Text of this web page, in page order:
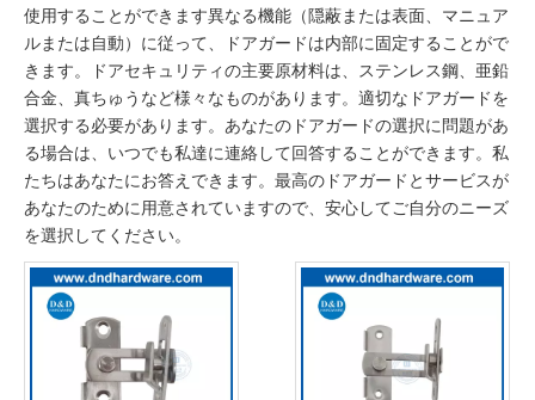
使用することができます異なる機能（隠蔽または表面、マニュア
ルまたは自動）に従って、ドアガードは内部に固定することがで
きます。ドアセキュリティの主要原材料は、ステンレス鋼、亜鉛
合金、真ちゅうなど様々なものがあります。適切なドアガードを
選択する必要があります。あなたのドアガードの選択に問題があ
る場合は、いつでも私達に連絡して回答することができます。私
たちはあなたにお答えできます。最高のドアガードとサービスが
あなたのために用意されていますので、安心してご自分のニーズ
を選択してください。